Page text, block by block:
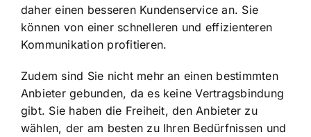
daher einen besseren Kundenservice an. Sie
können von einer schnelleren und effizienteren
Kommunikation profitieren.
Zudem sind Sie nicht mehr an einen bestimmten
Anbieter gebunden, da es keine Vertragsbindung
gibt. Sie haben die Freiheit, den Anbieter zu
wählen, der am besten zu Ihren Bedürfnissen und